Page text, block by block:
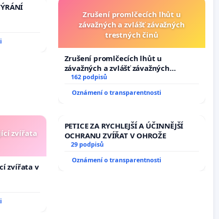
Zrušení promlčecích lhůt u
závažných a zvlášť závažných
trestných činů
Zrušení promlčecích lhůt u
závažných a zvlášť závažných
trestných činů
162 podpisů
Oznámení o transparentnosti
zvířata
zvířata v
PETICE ZA RYCHLEJŠÍ A ÚČINNĚJŠÍ
OCHRANU ZVÍŘAT V OHROŽE
29 podpisů
Oznámení o transparentnosti